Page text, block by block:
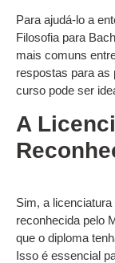
Para ajudá-lo a
Filosofia para
mais comuns
respostas para as
curso pode ser
A
Sim, a
reconhecida pelo
que o diploma
Isso é essencial